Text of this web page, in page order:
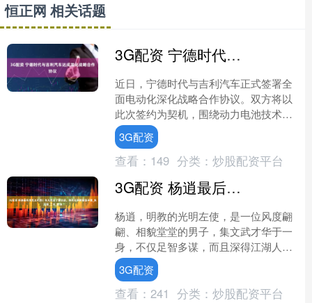
恒正网 相关话题
3G配资 宁德时代与吉利汽车达成深化战略合作协议
近日，宁德时代与吉利汽车正式签署全
面电动化深化战略合作协议。双方将以
此次签约为契机，围绕动力电池技术协
同、产品平台融合与供应链体系建设等
方向进一步深化合作，推动....
3G配资
查看： 149 分类： 炒股配资平台
3G配资 杨逍最后是怎么死的？张无忌去了蒙古后，他死在明教叛徒手里_朱元璋_三丰_武功
杨逍，明教的光明左使，是一位风度翩
翩、相貌堂堂的男子，集文武才华于一
身，不仅足智多谋，而且深得江湖人士
的敬佩。年轻时，他与明教光明右使范
遥并肩，并且被誉为“逍遥....
3G配资
查看： 241 分类： 炒股配资平台